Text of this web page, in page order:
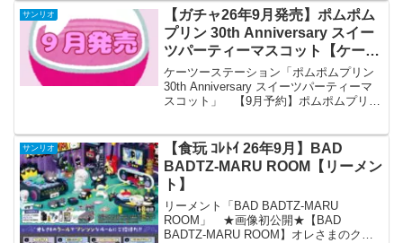
サンリオ
【ガチャ26年9月発売】ポムポム
プリン 30th Anniversary スイー
ツパーティーマスコット【ケーツ
ーステーション】
ケーツーステーション「ポムポムプリン
30th Anniversary スイーツパーティーマ
スコット」 【9月予約】ポムポムプリン
ャ 送料無料...
サンリオ
【食玩 ｺﾚﾄｲ 26年9月】BAD
BADTZ-MARU ROOM【リーメン
ト】
リーメント「BAD BADTZ-MARU
ROOM」 ★画像初公開★【BAD
BADTZ-MARU ROOM】オレさまのクー